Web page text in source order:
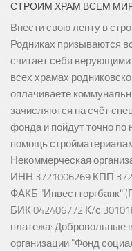
СТРОИМ ХРАМ ВСЕМ
Внести свою лепту в
Родниках призываются
считает себя
всех храмах
оплачиваете
зачисляются на счёт
фонда и пойдут точно по
помощь
Некоммерческая
ИНН 3721006269 КПП
ФАКБ "Инвестторгбанк"
БИК 042406772 К/с
платежа: Добровольные
организации "Фонд